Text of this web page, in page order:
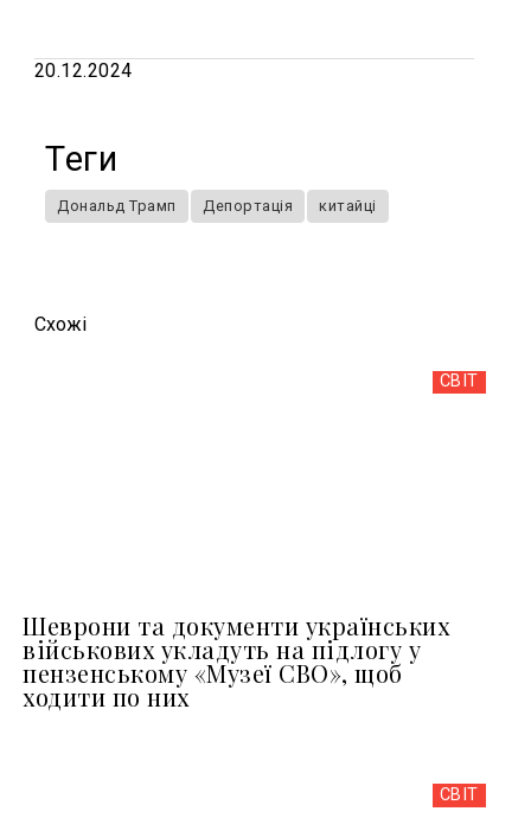
20.12.2024
Теги
Дональд Трамп Депортація китайці
Схожi
СВІТ
Шеврони та документи українських
військових укладуть на підлогу у
пензенському «Музеї СВО», щоб
ходити по них
СВІТ